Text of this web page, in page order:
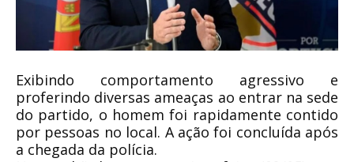
Exibindo comportamento agressivo e
proferindo diversas ameaças ao entrar na sede
do partido, o homem foi rapidamente contido
por pessoas no local. A ação foi concluída após
a chegada da polícia.